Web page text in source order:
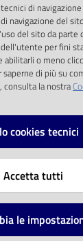
dalla
e dal d.lgs.
di
navigazione del
del sito da
per fini
abilitarli o meno
di più su
consulta la nostra
cookies tecnici
Accetta tutti
le